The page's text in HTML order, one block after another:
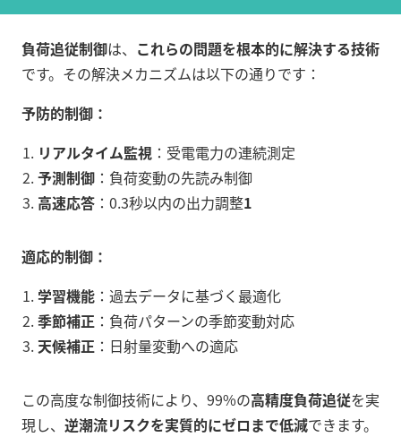
負荷追従制御は、 これらの問題を根本的に解決する技術
です。その解決メカニズムは以下の通りです：
予防的制御：
リアルタイム監視 ：受電電力の連続測定
予測制御 ：負荷変動の先読み制御
高速応答 ：0.3秒以内の出力調整1
適応的制御：
学習機能 ：過去データに基づく最適化
季節補正 ：負荷パターンの季節変動対応
天候補正 ：日射量変動への適応
この高度な制御技術により、99%の高精度負荷追従を実
現し、 逆潮流リスクを実質的にゼロまで低減できます。